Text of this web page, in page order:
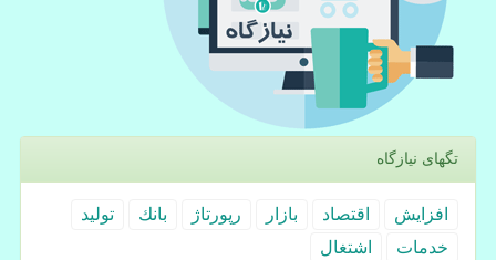
تگهای نیازگاه
افزایش اقتصاد بازار رپورتاژ بانك
تولید
خدمات
اشتغال